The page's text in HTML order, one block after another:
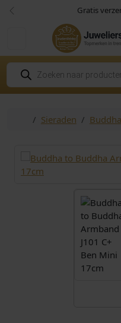
Skip to content
Skip to footer Gratis
Vorige
P
o
d
HomeSieraden